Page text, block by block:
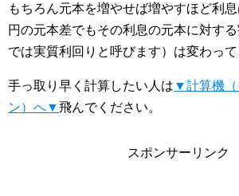
もちろん元本を増やせば増やすほど利
円の元本差でもその利息の元本に対す
では実質利回りと呼びます）は変わって
手っ取り早く計算したい人は ▼計算機（
ン）へ▼飛んでください。
スポンサーリンク